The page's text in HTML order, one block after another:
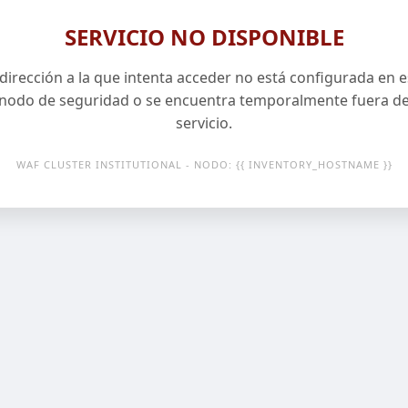
SERVICIO NO DISPONIBLE
a la que intenta acceder no está configurada en
de seguridad o se encuentra temporalmente fuera
servicio.
WAF CLUSTER INSTITUTIONAL - NODO: {{ INVENTORY_HOSTNAME }}